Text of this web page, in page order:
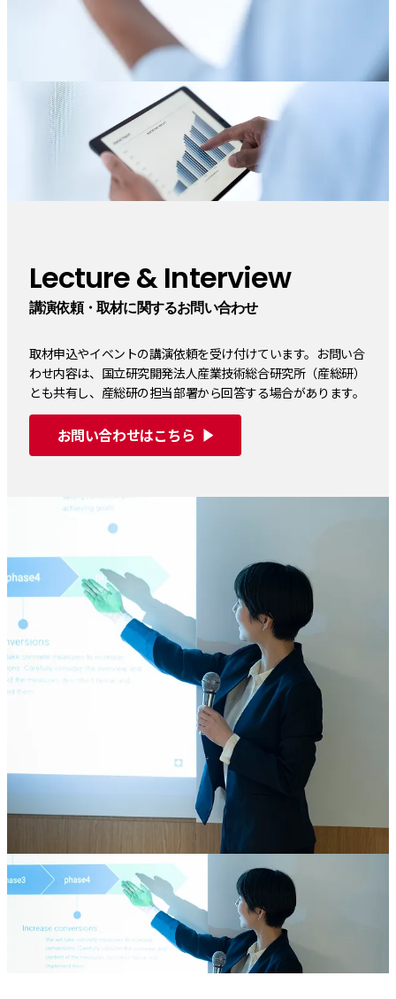
Lecture & Interview
講演依頼・取材に関するお問い合わせ
取材申込やイベントの講演依頼を受け付けています。お問い合
わせ内容は、国立研究開発法人産業技術総合研究所（産総研）
とも共有し、産総研の担当部署から回答する場合があります。
お問い合わせはこちら